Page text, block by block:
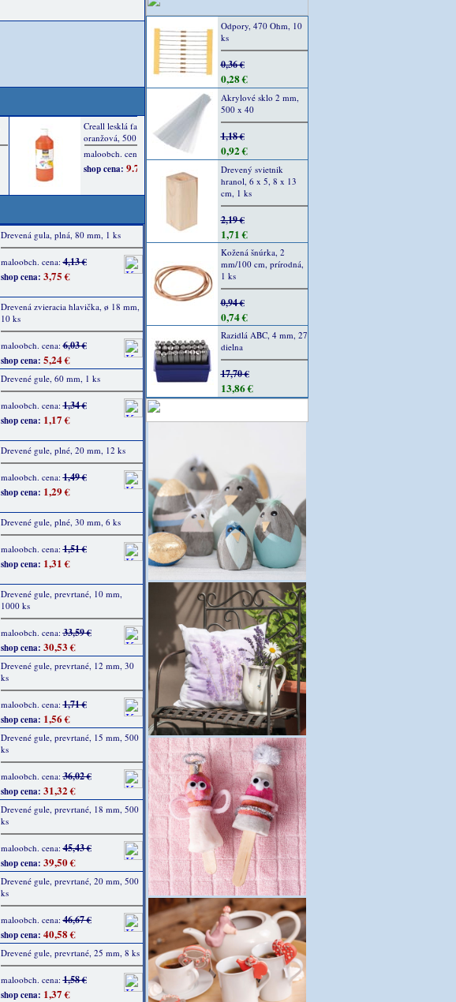
Drevená gula, plná, 80 mm, 1 ks
maloobch. cena:4,13 €
shop cena: 3,75 €
Drevená zvieracia hlavička, ø 18 mm,
10 ks
maloobch. cena:6,03 €
shop cena: 5,24 €
Drevené gule, 60 mm, 1 ks
maloobch. cena:1,34 €
shop cena: 1,17 €
Drevené gule, plné, 20 mm, 12 ks
maloobch. cena:1,49 €
shop cena: 1,29 €
Drevené gule, plné, 30 mm, 6 ks
maloobch. cena:1,51 €
shop cena: 1,31 €
Drevené gule, prevrtané, 10 mm,
1000 ks
maloobch. cena:33,59 €
shop cena: 30,53 €
Drevené gule, prevrtané, 12 mm, 30
ks
maloobch. cena:1,71 €
shop cena: 1,56 €
Drevené gule, prevrtané, 15 mm, 500
ks
maloobch. cena:36,02 €
shop cena: 31,32 €
Drevené gule, prevrtané, 18 mm, 500
ks
maloobch. cena:45,43 €
shop cena: 39,50 €
Drevené gule, prevrtané, 20 mm, 500
ks
maloobch. cena:46,67 €
shop cena: 40,58 €
Drevené gule, prevrtané, 25 mm, 8 ks
maloobch. cena:1,58 €
shop cena: 1,37 €
Odpory, 470 Ohm, 10
ks
0,36 €
0,28 €
Akrylové sklo 2 mm,
500 x 40
1,18 €
0,92 €
Drevený svietnik
hranol, 6 x 5, 8 x 13
cm, 1 ks
2,19 €
1,71 €
Kožená šnúrka, 2
mm/100 cm, prírodná,
1 ks
0,94 €
0,74 €
Razidlá ABC, 4 mm, 27
dielna
17,70 €
13,86 €